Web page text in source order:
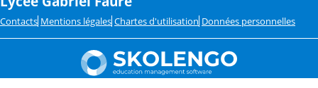
Contacts Mentions légales Chartes d'utilisation Données personnelles